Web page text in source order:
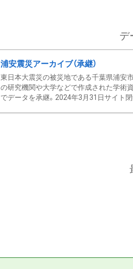
デ
浦安震災アーカイブ（承継）
東日本大震災の被災地である千葉県浦安
の研究機関や大学などで作成された学術
でデータを承継。2024年3月31日サイト閉